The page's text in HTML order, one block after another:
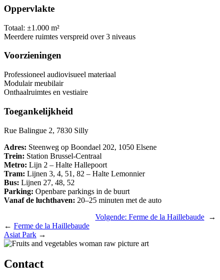
Oppervlakte
Totaal: ±1.000 m²
Meerdere ruimtes verspreid over 3 niveaus
Voorzieningen
Professioneel audiovisueel materiaal
Modulair meubilair
Onthaalruimtes en vestiaire
Toegankelijkheid
Rue Balingue 2, 7830 Silly
Adres: Steenweg op Boondael 202, 1050 Elsene
Trein: Station Brussel-Centraal
Metro: Lijn 2 – Halte Hallepoort
Tram: Lijnen 3, 4, 51, 82 – Halte Lemonnier
Bus: Lijnen 27, 48, 52
Parking: Openbare parkings in de buurt
Vanaf de luchthaven: 20–25 minuten met de auto
Volgende: Ferme de la Haillebaude
→
← Ferme de la Haillebaude
Asiat Park →
Contact